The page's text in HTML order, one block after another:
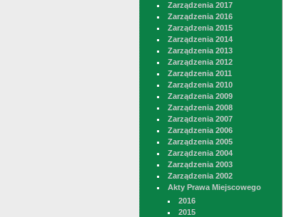
Zarządzenia 2017
Zarządzenia 2016
Zarządzenia 2015
Zarządzenia 2014
Zarządzenia 2013
Zarządzenia 2012
Zarządzenia 2011
Zarządzenia 2010
Zarządzenia 2009
Zarządzenia 2008
Zarządzenia 2007
Zarządzenia 2006
Zarządzenia 2005
Zarządzenia 2004
Zarządzenia 2003
Zarządzenia 2002
Akty Prawa Miejscowego
2016
2015